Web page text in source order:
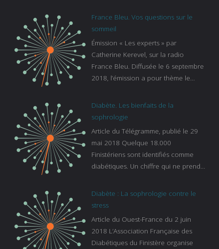
France Bleu. Vos questions sur le
sommeil
Émission « Les experts » par
Catherine Kerevel, sur la radio
France Bleu. Diffusée le 6 septembre
2018, l’émission a pour thème le
bleu :
https://www.francebleu.fr/emissions/l
sur-le-sommeil
Diabète. Les bienfaits de la
sophrologie
Article du Télégramme, publié le 29
mai 2018 Quelque 18.000
Finistériens sont identifiés comme
diabétiques. Un chiffre qui ne prend
s’ignorent. « C’est une pathologie qui
continue à augmenter, souligne
de la Caisse primaire d’assurance-
maladie. C’est aussi une pathologie
Diabète : La sophrologie contre le
stress
Article du Ouest-France du 2 juin
2018 L’Association Française des
Diabétiques du Finistère organise